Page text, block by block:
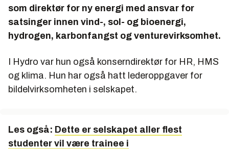
som direktør for ny energi med ansvar for
satsinger innen vind-, sol- og bioenergi,
hydrogen, karbonfangst og venturevirksomhet.
I Hydro var hun også konserndirektør for HR, HMS
og klima. Hun har også hatt lederoppgaver for
bildelvirksomheten i selskapet.
Les også: Dette er selskapet aller flest
studenter vil være trainee i